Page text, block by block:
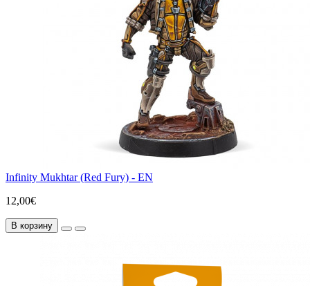
Infinity Mukhtar (Red Fury) - EN
12,00€
В корзину